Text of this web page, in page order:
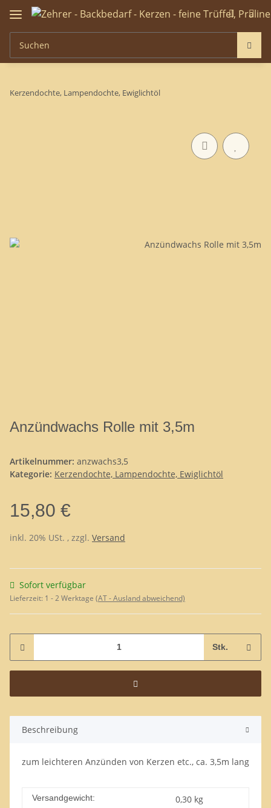
Kerzendochte, Lampendochte, Ewiglichtöl
Anzündwachs Rolle mit 3,5m
Artikelnummer: anzwachs3,5
Kategorie: Kerzendochte, Lampendochte, Ewiglichtöl
15,80 €
inkl. 20% USt. , zzgl. Versand
Sofort verfügbar
Lieferzeit: 1 - 2 Werktage (AT - Ausland abweichend)
Stk.
Beschreibung
zum leichteren Anzünden von Kerzen etc., ca. 3,5m lang
Versandgewicht: 0,30 kg